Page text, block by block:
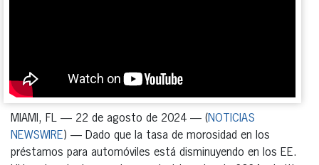
MIAMI, FL — 22 de agosto de 2024 — (NOTICIAS
NEWSWIRE) — Dado que la tasa de morosidad en los
préstamos para automóviles está disminuyendo en los EE.